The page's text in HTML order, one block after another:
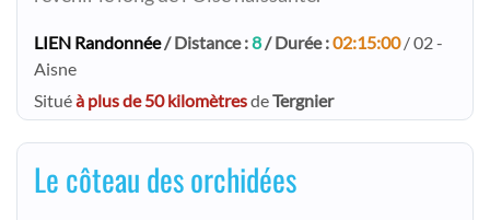
LIEN Randonnée/ Distance :8/ Durée :02:15:00/ 02 -
Aisne
Situéà plus de 50 kilomètresdeTergnier
Le côteau des orchidées